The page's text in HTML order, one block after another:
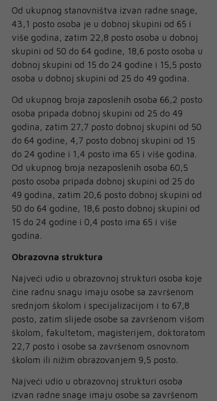
Od ukupnog stanovništva izvan radne snage,
43,1 posto osoba je u dobnoj skupini od 65 i
više godina, zatim 22,8 posto osoba u dobnoj
skupini od 50 do 64 godine, 18,6 posto osoba u
dobnoj skupini od 15 do 24 godine i 15,5 posto
osoba u dobnoj skupini od 25 do 49 godina.
Od ukupnog broja zaposlenih osoba 66,2 posto
osoba pripada dobnoj skupini od 25 do 49
godina, zatim 27,7 posto dobnoj skupini od 50
do 64 godine, 4,7 posto dobnoj skupini od 15
do 24 godine i 1,4 posto ima 65 i više godina.
Od ukupnog broja nezaposlenih osoba 60,5
posto osoba pripada dobnoj skupini od 25 do
49 godina, zatim 20,6 posto dobnoj skupini od
50 do 64 godine, 18,6 posto dobnoj skupini od
15 do 24 godine i 0,4 posto ima 65 i više
godina.
Obrazovna struktura
Najveći udio u obrazovnoj strukturi osoba koje
čine radnu snagu imaju osobe sa završenom
srednjom školom i specijalizacijom i to 67,8
posto, zatim slijede osobe sa završenom višom
školom, fakultetom, magisterijem, doktoratom
22,7 posto i osobe sa završenom osnovnom
školom ili nižim obrazovanjem 9,5 posto.
Najveći udio u obrazovnoj strukturi osoba
izvan radne snage imaju osobe sa završenom